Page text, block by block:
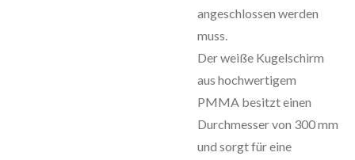
angeschlossen werden
muss.
Der weiße Kugelschirm
aus hochwertigem
PMMA besitzt einen
Durchmesser von 300 mm
und sorgt für eine